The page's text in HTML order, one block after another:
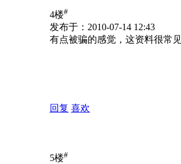
4楼#
发布于：2010-07-14 12:43
有点被骗的感觉，这资料很常
回复 喜欢
5楼#